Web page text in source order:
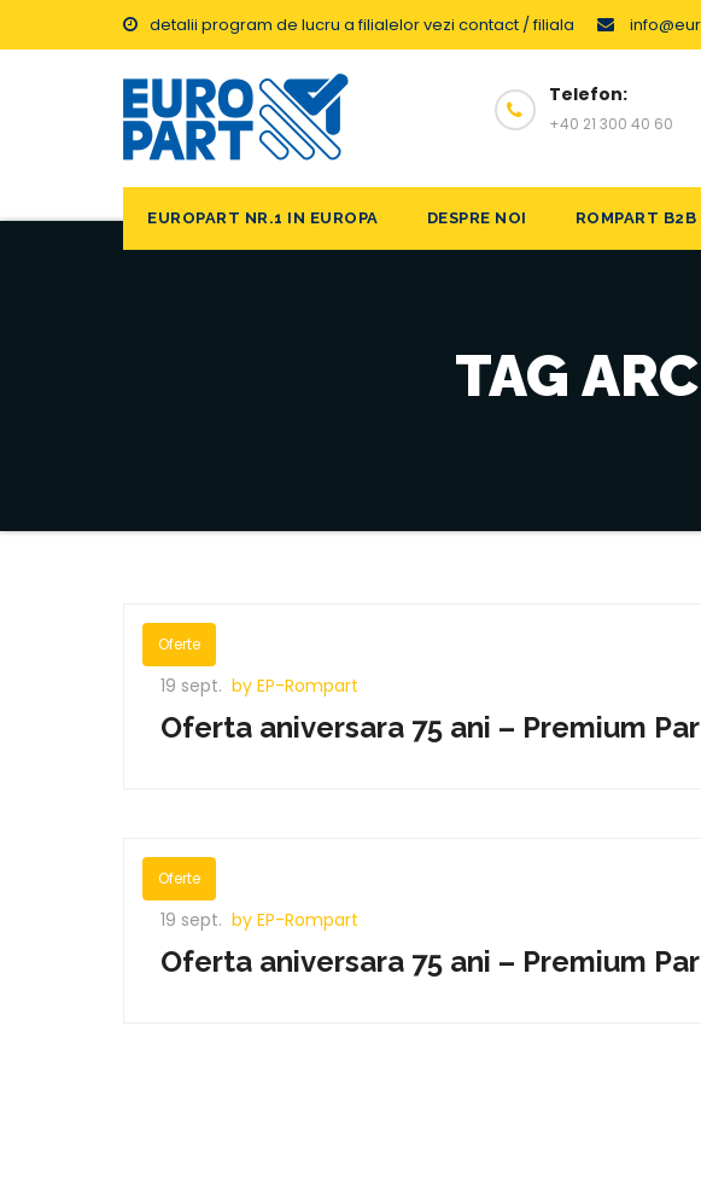
detalii program de lucru a filialelor vezi contact / filiala
Telefon:
+40 21 300 40 60
EUROPART NR.1 IN EUROPA DESPRE NOI ROMPART B2B
TAG
Oferte
19 sept. by EP-Rompart
Oferta aniversara 75 ani – Premium
Oferte
19 sept. by EP-Rompart
Oferta aniversara 75 ani – Premium